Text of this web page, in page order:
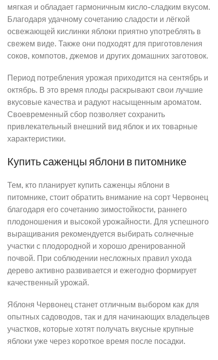
мягкая и обладает гармоничным кисло-сладким вкусом.
Благодаря удачному сочетанию сладости и лёгкой
освежающей кислинки яблоки приятно употреблять в
свежем виде. Также они подходят для приготовления
соков, компотов, джемов и других домашних заготовок.
Период потребления урожая приходится на сентябрь и
октябрь. В это время плоды раскрывают свои лучшие
вкусовые качества и радуют насыщенным ароматом.
Своевременный сбор позволяет сохранить
привлекательный внешний вид яблок и их товарные
характеристики.
Купить саженцы яблони в питомнике
Тем, кто планирует купить саженцы яблони в
питомнике, стоит обратить внимание на сорт Червонец
благодаря его сочетанию зимостойкости, раннего
плодоношения и высокой урожайности. Для успешного
выращивания рекомендуется выбирать солнечные
участки с плодородной и хорошо дренированной
почвой. При соблюдении несложных правил ухода
дерево активно развивается и ежегодно формирует
качественный урожай.
Яблоня Червонец станет отличным выбором как для
опытных садоводов, так и для начинающих владельцев
участков, которые хотят получать вкусные крупные
яблоки уже через короткое время после посадки.